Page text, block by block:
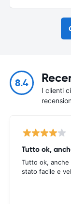
8.4
I clienti
Tutto ok,
Tutto ok,
stato facile e